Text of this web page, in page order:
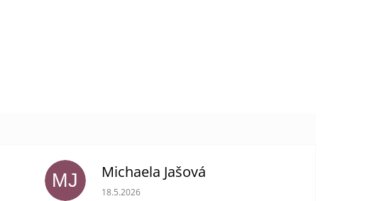
MJ Michaela Jašová
Hodnocení obchodu je 5 z 5 hvězdiček.
18.5.2026